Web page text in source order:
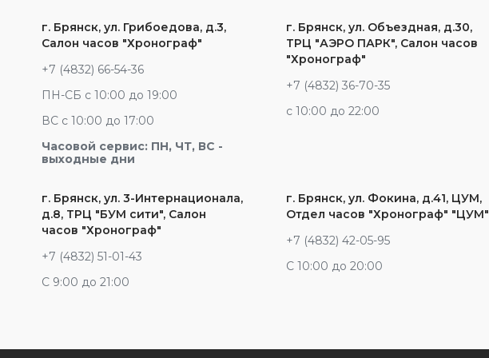
г. Брянск, ул. Грибоедова, д.3,
Салон часов "Хронограф"
+7 (4832) 66-54-36
ПН-СБ с 10:00 до 19:00
ВС с 10:00 до 17:00
Часовой сервис: ПН, ЧТ, ВС -
выходные дни
г. Брянск, ул. Объездная, д.30,
ТРЦ "АЭРО ПАРК", Салон часов
"Хронограф"
+7 (4832) 36-70-35
c 10:00 до 22:00
г. Брянск, ул. 3-Интернационала,
д.8, ТРЦ "БУМ сити", Салон
часов "Хронограф"
+7 (4832) 51-01-43
С 9:00 до 21:00
г. Брянск, ул. Фокина, д.41, ЦУМ,
Отдел часов "Хронограф" "ЦУМ"
+7 (4832) 42-05-95
С 10:00 до 20:00